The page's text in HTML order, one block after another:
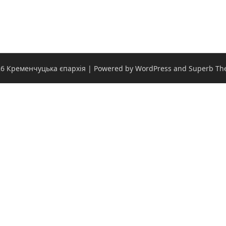
Кременчуцька єпархія | Powered by WordPress and Superb